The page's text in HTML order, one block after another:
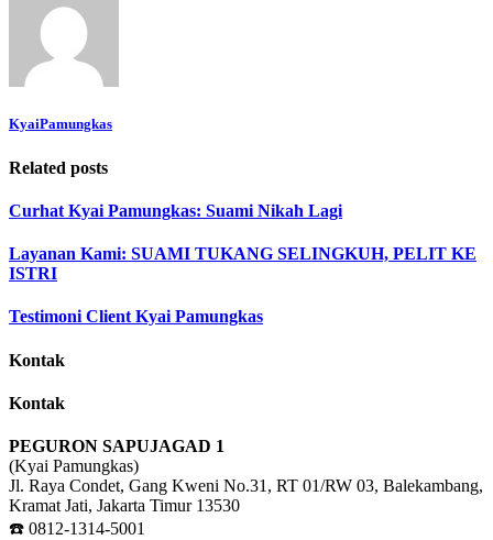
KyaiPamungkas
Related posts
Curhat Kyai Pamungkas: Suami Nikah Lagi
Layanan Kami: SUAMI TUKANG SELINGKUH, PELIT KE
ISTRI
Testimoni Client Kyai Pamungkas
Kontak
Kontak
PEGURON SAPUJAGAD 1
(Kyai Pamungkas)
Jl. Raya Condet, Gang Kweni No.31, RT 01/RW 03, Balekambang,
Kramat Jati, Jakarta Timur 13530
☎️ 0812-1314-5001